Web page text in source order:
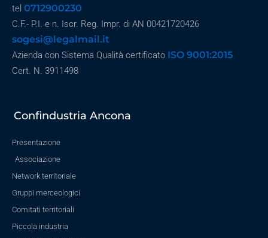
tel 0712900230
C.F.- P.I. e n. Iscr. Reg. Impr. di AN 00421720426
sogesi@legalmail.it
Azienda con Sistema Qualità certificato ISO 9001:2015
Cert. N. 3911498
Confindustria Ancona
Presentazione
Associazione
Network territoriale
Gruppi merceologici
Comitati territoriali
Piccola industria